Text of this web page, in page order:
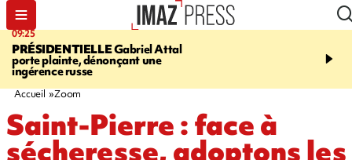
09:25
PRÉSIDENTIELLEGabriel Attal
porte plainte, dénonçant une
ingérence russe
11:43
accident après le virage
Accueil Zoom
Saint-Pierre : face à
sécheresse, adoptons les